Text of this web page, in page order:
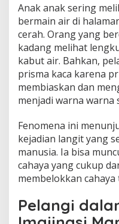
Anak anak sering
bermain air di
cerah. Orang yang
kadang melihat
kabut air. Bahkan,
prisma kaca karena
membiaskan dan
menjadi warna warna
Fenomena ini
kejadian langit yang
manusia. Ia bisa
cahaya yang cukup
membelokkan
Pelangi